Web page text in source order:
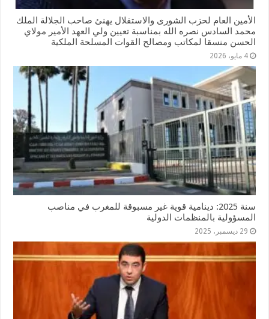
الأمين العام لحزب الشورى والاستقلال يهنئ صاحب الجلالة الملك
محمد السادس نصره الله بمناسبة تعيين ولي العهد الأمير مولاي
الحسن منسقا لمكاتب ومصالح القوات المسلحة الملكية
4 مايو، 2026
سنة 2025: دينامية قوية غير مسبوقة للمغرب في مناصب
المسؤولية بالمنظمات الدولية
29 ديسمبر، 2025